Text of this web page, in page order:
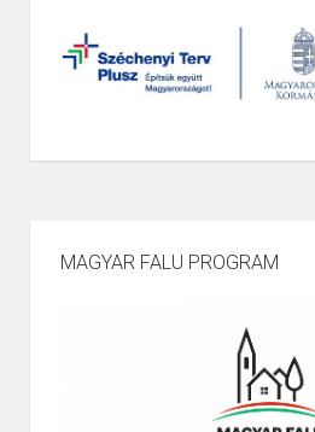
MAGYAR FALU PROGRAM